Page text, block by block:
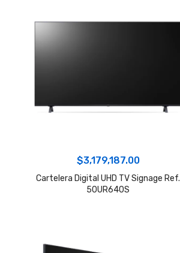
$3,179,187.00
Cartelera Digital UHD TV Signage Ref.
50UR640S